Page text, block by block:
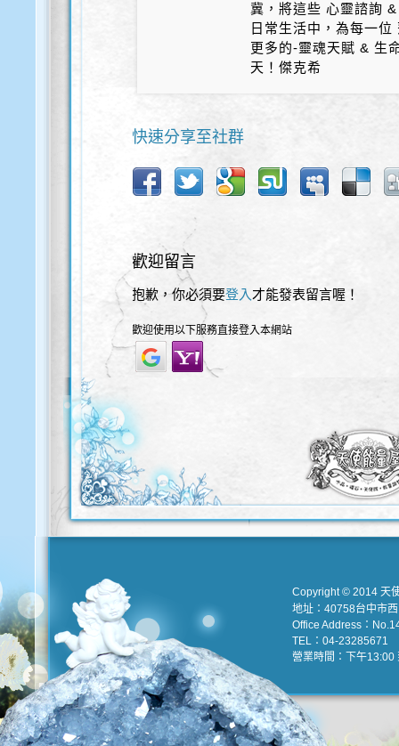
冀，將這些 心靈諮詢
日常生活中，為每一
更多的-靈魂天賦 & 生
天！傑克希
快速分享至社群
歡迎留言
抱歉，你必須要登入 才能發表留言喔！
歡迎使用以下服務直接登入本網站
Copyright © 2014 天
地址：40758台中市
Office Address：
TEL：04-23285671
營業時間：下午13:00